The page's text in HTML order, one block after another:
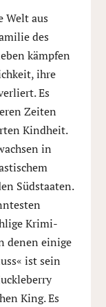
Welt aus
des
kämpfen
ihre
Es
Zeiten
Kindheit.
in
Südstaaten.
Krimi-
denen einige
ist sein
King. Es